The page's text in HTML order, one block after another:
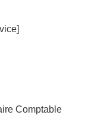
Comptable